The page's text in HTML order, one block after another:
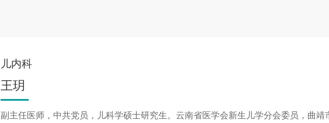
儿内科
王玥
副主任医师，中共党员，儿科学硕士研究生。云南省医学会新生儿学分会委员，曲